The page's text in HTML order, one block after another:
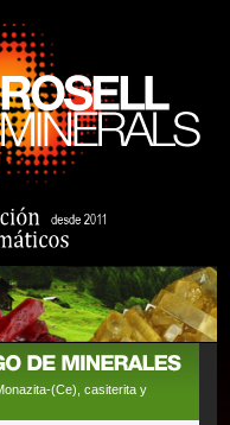
(Ce), casiterita y